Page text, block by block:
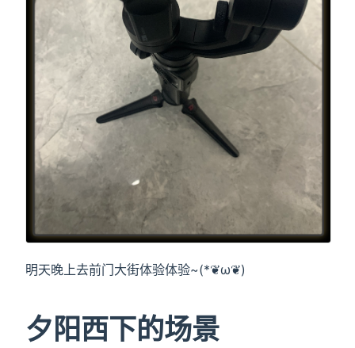
明天晚上去前门大街体验体验~(*❦ω❦)
夕阳西下的场景